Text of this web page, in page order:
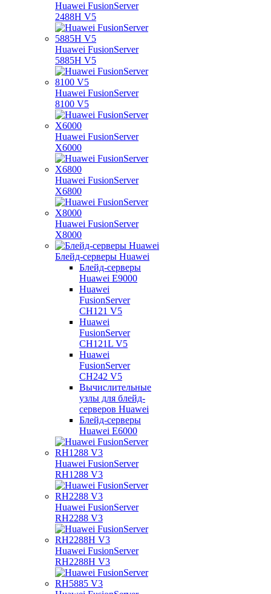
Huawei FusionServer
2488H V5
Huawei FusionServer
5885H V5
Huawei FusionServer
8100 V5
Huawei FusionServer
X6000
Huawei FusionServer
X6800
Huawei FusionServer
X8000
Блейд-серверы Huawei
Блейд-серверы
Huawei E9000
Huawei
FusionServer
CH121 V5
Huawei
FusionServer
CH121L V5
Huawei
FusionServer
CH242 V5
Вычислительные
узлы для блейд-
серверов Huawei
Блейд-серверы
Huawei E6000
Huawei FusionServer
RH1288 V3
Huawei FusionServer
RH2288 V3
Huawei FusionServer
RH2288H V3